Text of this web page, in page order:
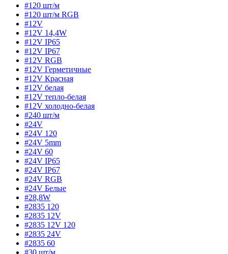
#120 шт/м
#120 шт/м RGB
#12V
#12V 14,4W
#12V IP65
#12V IP67
#12V RGB
#12V Герметичные
#12V Красная
#12V белая
#12V тепло-белая
#12V холодно-белая
#240 шт/м
#24V
#24V 120
#24V 5mm
#24V 60
#24V IP65
#24V IP67
#24V RGB
#24V Белые
#28,8W
#2835 120
#2835 12V
#2835 12V 120
#2835 24V
#2835 60
#30 шт/м